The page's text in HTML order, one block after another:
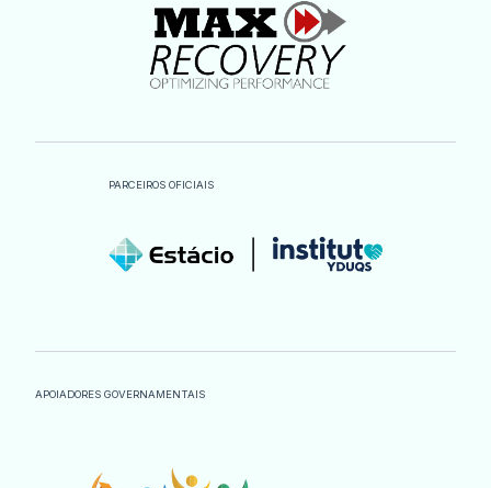
PARCEIROS OFICIAIS
APOIADORES GOVERNAMENTAIS